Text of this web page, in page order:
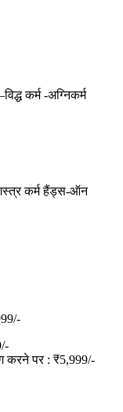
कर्म -अग्निकर्म
कर्म हैंड्स-ऑन
करने पर : ₹5,999/-